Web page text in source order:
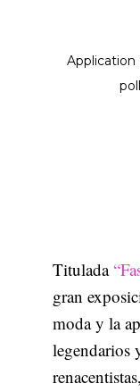
Titulada
gran
moda y la
legendarios